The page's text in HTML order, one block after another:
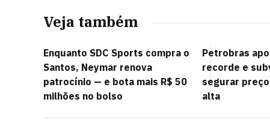
Veja também
Enquanto SDC Sports compra o
Santos, Neymar renova
patrocínio — e bota mais R$ 50
milhões no bolso
Petrobras
recorde e
segurar
alta